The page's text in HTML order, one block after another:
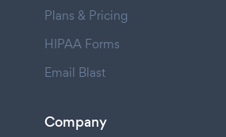
Plans & Pricing
HIPAA Forms
Email Blast
Company